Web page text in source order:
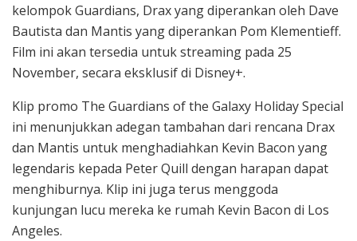
kelompok Guardians, Drax yang diperankan oleh Dave
Bautista dan Mantis yang diperankan Pom Klementieff.
Film ini akan tersedia untuk streaming pada 25
November, secara eksklusif di Disney+.
Klip promo The Guardians of the Galaxy Holiday Special
ini menunjukkan adegan tambahan dari rencana Drax
dan Mantis untuk menghadiahkan Kevin Bacon yang
legendaris kepada Peter Quill dengan harapan dapat
menghiburnya. Klip ini juga terus menggoda
kunjungan lucu mereka ke rumah Kevin Bacon di Los
Angeles.